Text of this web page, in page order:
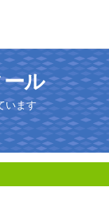
ル
います